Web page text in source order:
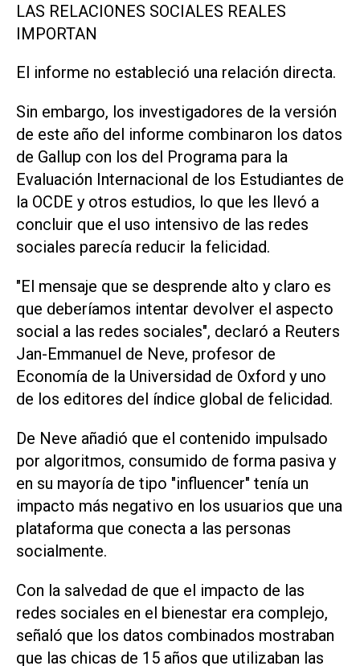
LAS RELACIONES SOCIALES REALES
IMPORTAN
El informe ⁠no estableció una relación directa.
Sin embargo, los investigadores de la versión
de este año del informe combinaron los datos
de Gallup con los del Programa para la
⁠Evaluación Internacional de los Estudiantes de
la OCDE y otros estudios, ​lo que les llevó a
concluir que el uso ‌intensivo de las redes
sociales parecía reducir ‌la felicidad.
"El mensaje que se desprende alto y claro es
que deberíamos ⁠intentar devolver el aspecto
social a las redes sociales", declaró a Reuters
Jan-Emmanuel de Neve, profesor de
Economía de la Universidad de Oxford y uno
de los editores del índice global de felicidad.
De Neve añadió que el contenido ​impulsado
por algoritmos, ‌consumido de forma pasiva y
en su mayoría de tipo "influencer" tenía un
impacto más negativo en los usuarios que una
plataforma que conecta a las personas
socialmente.
Con la salvedad de que el impacto de las
redes sociales en el bienestar era complejo,
señaló que los ⁠datos combinados mostraban
que las chicas de 15 años que utilizaban las